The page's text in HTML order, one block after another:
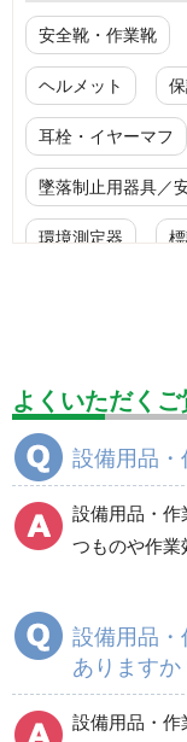
安全靴・作業靴
ヘルメット
耳栓・イヤーマフ
墜落制止用器具／
環境測定器
設備用品・作業補
分煙対策機器
電気保守用品
防災グッズ（防災
商品カテゴリ一
マット（床材）
よくいただく
設備用品・
設備用品・作
つものや作業
設備用品
ありますか
設備用品・作